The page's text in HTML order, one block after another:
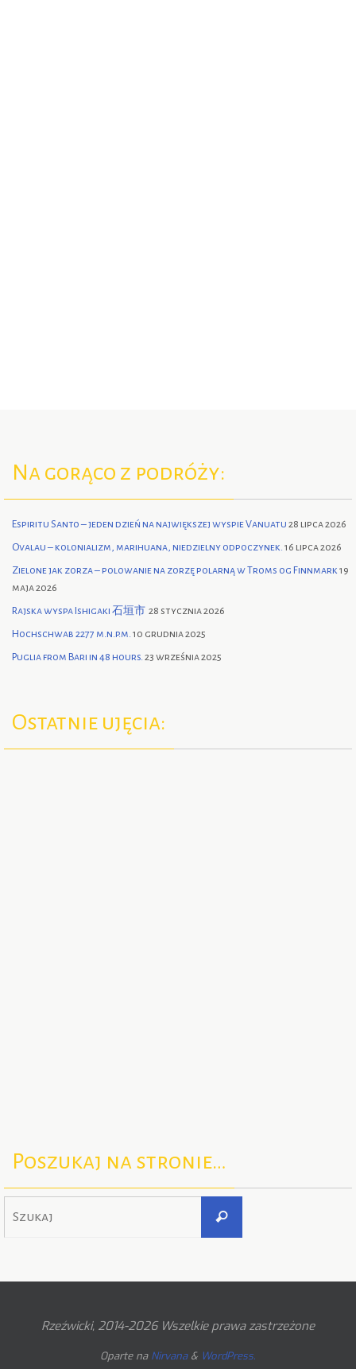
Na gorąco z podróży:
Espiritu Santo – jeden dzień na największej wyspie Vanuatu 28 lipca 2026
Ovalau – kolonializm, marihuana, niedzielny odpoczynek. 16 lipca 2026
Zielone jak zorza – polowanie na zorzę polarną w Troms og Finnmark19
maja 2026
Rajska wyspa Ishigaki 石垣市 28 stycznia 2026
Hochschwab 2277 m.n.p.m. 10 grudnia 2025
Puglia from Bari in 48 hours. 23 września 2025
Ostatnie ujęcia:
Poszukaj na stronie…
Szukaj
Rzeźwicki, 2014-2026 Wszelkie prawa zastrzeżone
Oparte na Nirvana& WordPress.